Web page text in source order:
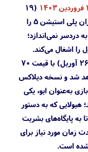
(۱۹
آوریل ۲۰۲۴) قابل دانلود خواهد بود و کاربران پلی استیشن 5 را
دردسر نمی‌اندازد؛
(۲۶ آوریل) با قیمت ۷۰
استیشن 5 عرضه خواهد شد و نسخه دیلاکس
بازی به‌عنوان ایو، یکی
هیولایی که به دستور
به پایگاه‌های بشریت
زمان مورد نیاز برای